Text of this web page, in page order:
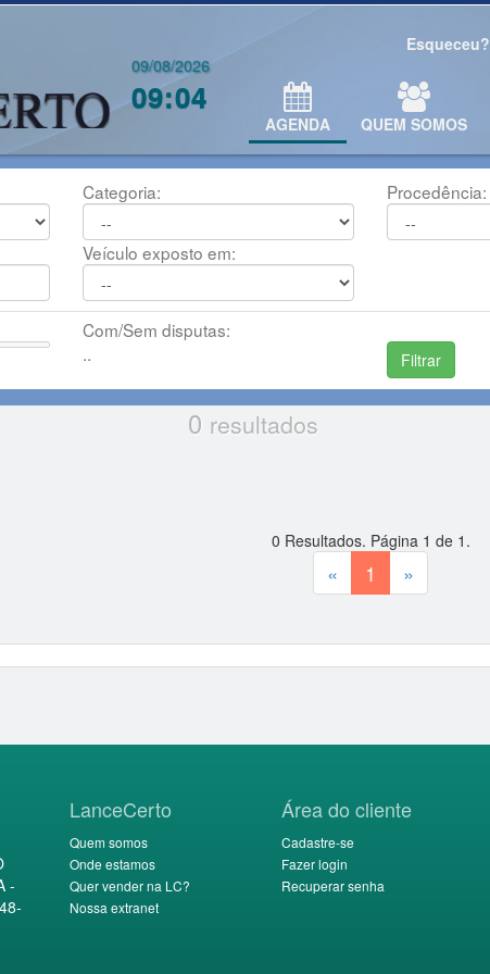
09/08/2026
09:04
Esqueceu?
AGENDA QUEM SOMOS
Categoria:
Veículo exposto em:
Procedência:
Com/Sem disputas:
..
0 resultados
0 Resultados. Página 1 de 1 .
« 1 »
-
LanceCerto
Quem somos
Onde estamos
Quer vender na LC?
Nossa extranet
Área do cliente
Cadastre-se
Fazer login
Recuperar senha